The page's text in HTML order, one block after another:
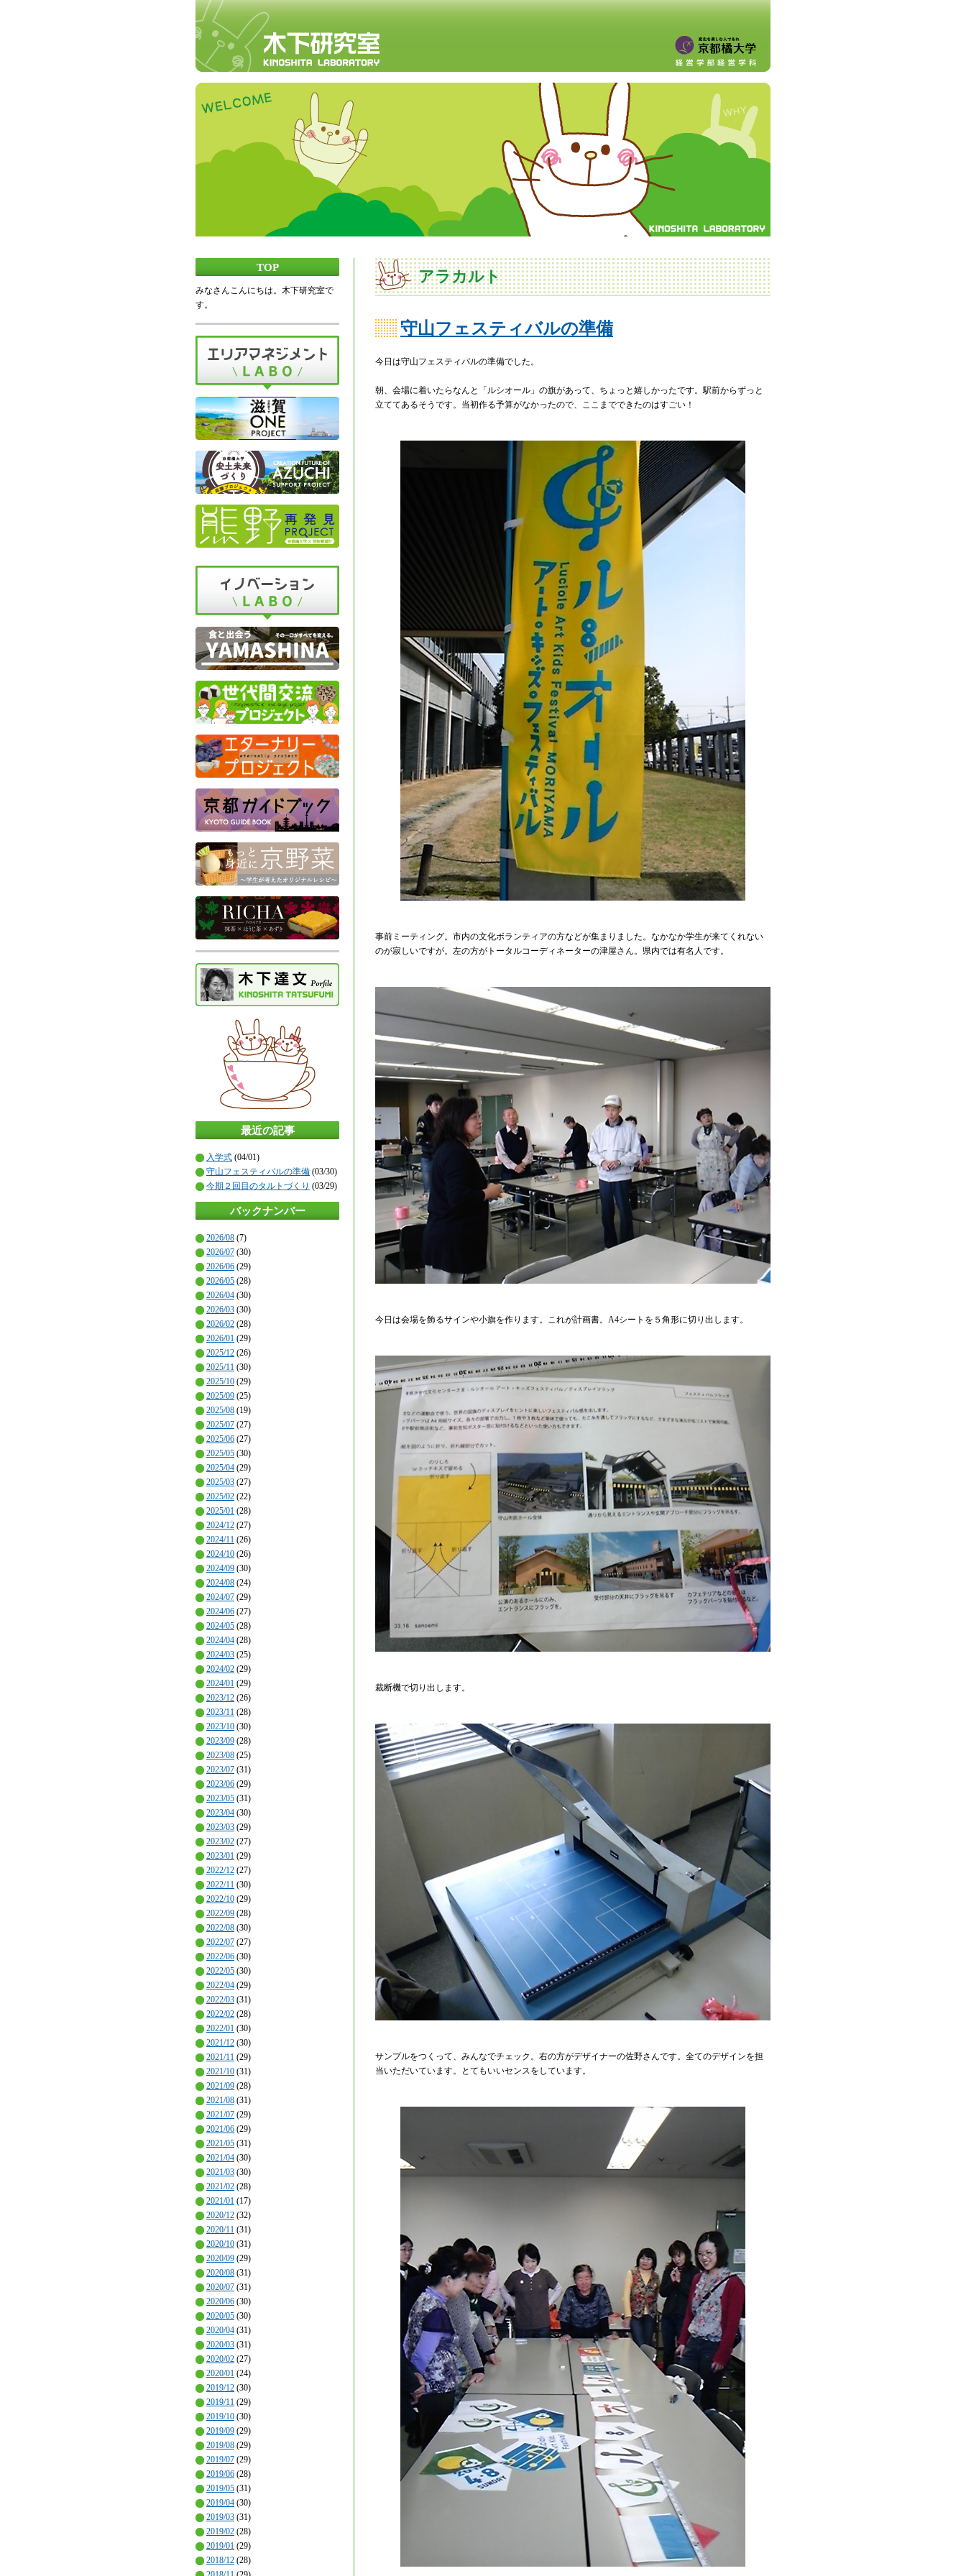
TOP
みなさんこんにちは。木下研究室で
す。
最近の記事
入学式 (04/01)
守山フェスティバルの準備 (03/30)
今期２回目のタルトづくり (03/29)
バックナンバー
2026/08 (7)
2026/07 (30)
2026/06 (29)
2026/05 (28)
2026/04 (30)
2026/03 (30)
2026/02 (28)
2026/01 (29)
2025/12 (26)
2025/11 (30)
2025/10 (29)
2025/09 (25)
2025/08 (19)
2025/07 (27)
2025/06 (27)
2025/05 (30)
2025/04 (29)
2025/03 (27)
2025/02 (22)
2025/01 (28)
2024/12 (27)
2024/11 (26)
2024/10 (26)
2024/09 (30)
2024/08 (24)
2024/07 (29)
2024/06 (27)
2024/05 (28)
2024/04 (28)
2024/03 (25)
2024/02 (29)
2024/01 (29)
2023/12 (26)
2023/11 (28)
2023/10 (30)
2023/09 (28)
2023/08 (25)
2023/07 (31)
2023/06 (29)
2023/05 (31)
2023/04 (30)
2023/03 (29)
2023/02 (27)
2023/01 (29)
2022/12 (27)
2022/11 (30)
2022/10 (29)
2022/09 (28)
2022/08 (30)
2022/07 (27)
2022/06 (30)
2022/05 (30)
2022/04 (29)
2022/03 (31)
2022/02 (28)
2022/01 (30)
2021/12 (30)
2021/11 (29)
2021/10 (31)
2021/09 (28)
2021/08 (31)
2021/07 (29)
2021/06 (29)
2021/05 (31)
2021/04 (30)
2021/03 (30)
2021/02 (28)
2021/01 (17)
2020/12 (32)
2020/11 (31)
2020/10 (31)
2020/09 (29)
2020/08 (31)
2020/07 (31)
2020/06 (30)
2020/05 (30)
2020/04 (31)
2020/03 (31)
2020/02 (27)
2020/01 (24)
2019/12 (30)
2019/11 (29)
2019/10 (30)
2019/09 (29)
2019/08 (29)
2019/07 (29)
2019/06 (28)
2019/05 (31)
2019/04 (30)
2019/03 (31)
2019/02 (28)
2019/01 (29)
2018/12 (28)
アラカルト
守山フェスティバルの準備
今日は守山フェスティバルの準備でした。
朝、会場に着いたらなんと「ルシオール」の旗があって、ちょっと嬉しかったです。駅前からずっと
立ててあるそうです。当初作る予算がなかったので、ここまでできたのはすごい！
事前ミーティング。市内の文化ボランティアの方などが集まりました。なかなか学生が来てくれない
のが寂しいですが。左の方がトータルコーディネーターの津屋さん。県内では有名人です。
今日は会場を飾るサインや小旗を作ります。これが計画書。A4シートを５角形に切り出します。
裁断機で切り出します。
サンプルをつくって、みんなでチェック。右の方がデザイナーの佐野さんです。全てのデザインを担
当いただいています。とてもいいセンスをしています。